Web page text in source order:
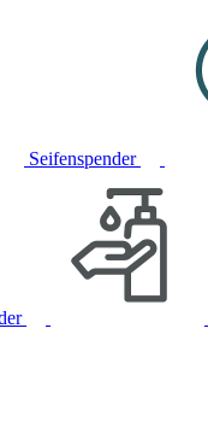
Seifenspender